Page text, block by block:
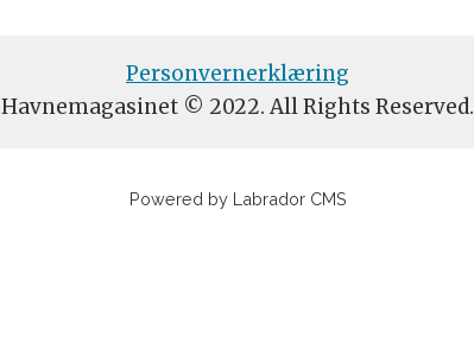
Personvernerklæring
Havnemagasinet © 2022. All Rights Reserved.
Powered by Labrador CMS